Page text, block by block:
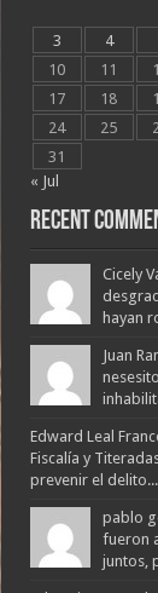
3
4
10
11
17
18
24
25
31
« Jul
Recent
Cicely
hayan
Juan
Edward Leal
Fiscalía y
prevenir el delito...
pablo
fueron
juntos,